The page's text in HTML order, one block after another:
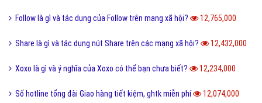
Follow là gì và tác dụng của Follow trên mạng xã hội? 12,765,000
Share là gì và tác dụng nút Share trên các mạng xã hội? 12,432,000
Xoxo là gì và ý nghĩa của Xoxo có thể bạn chưa biết? 12,234,000
Số hotline tổng đài Giao hàng tiết kiệm, ghtk miễn phí 12,074,000